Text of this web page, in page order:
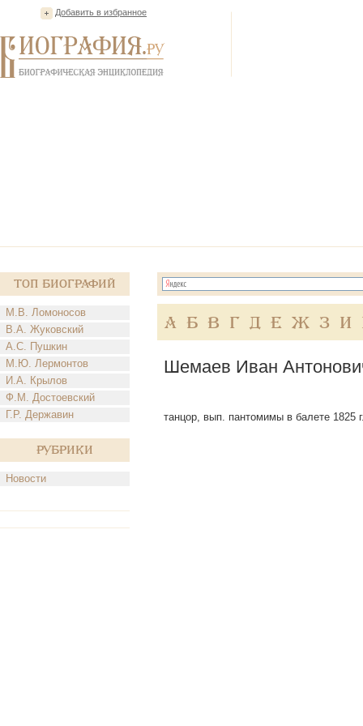
Добавить в избранное
Топ Биографий
М.В. Ломоносов
В.А. Жуковский
А.С. Пушкин
М.Ю. Лермонтов
И.А. Крылов
Ф.М. Достоевский
Г.Р. Державин
Рубрики
Новости
А Б В Г Д Е Ж З И
Шемаев Иван
танцор, вып. пантомимы в балете 1825